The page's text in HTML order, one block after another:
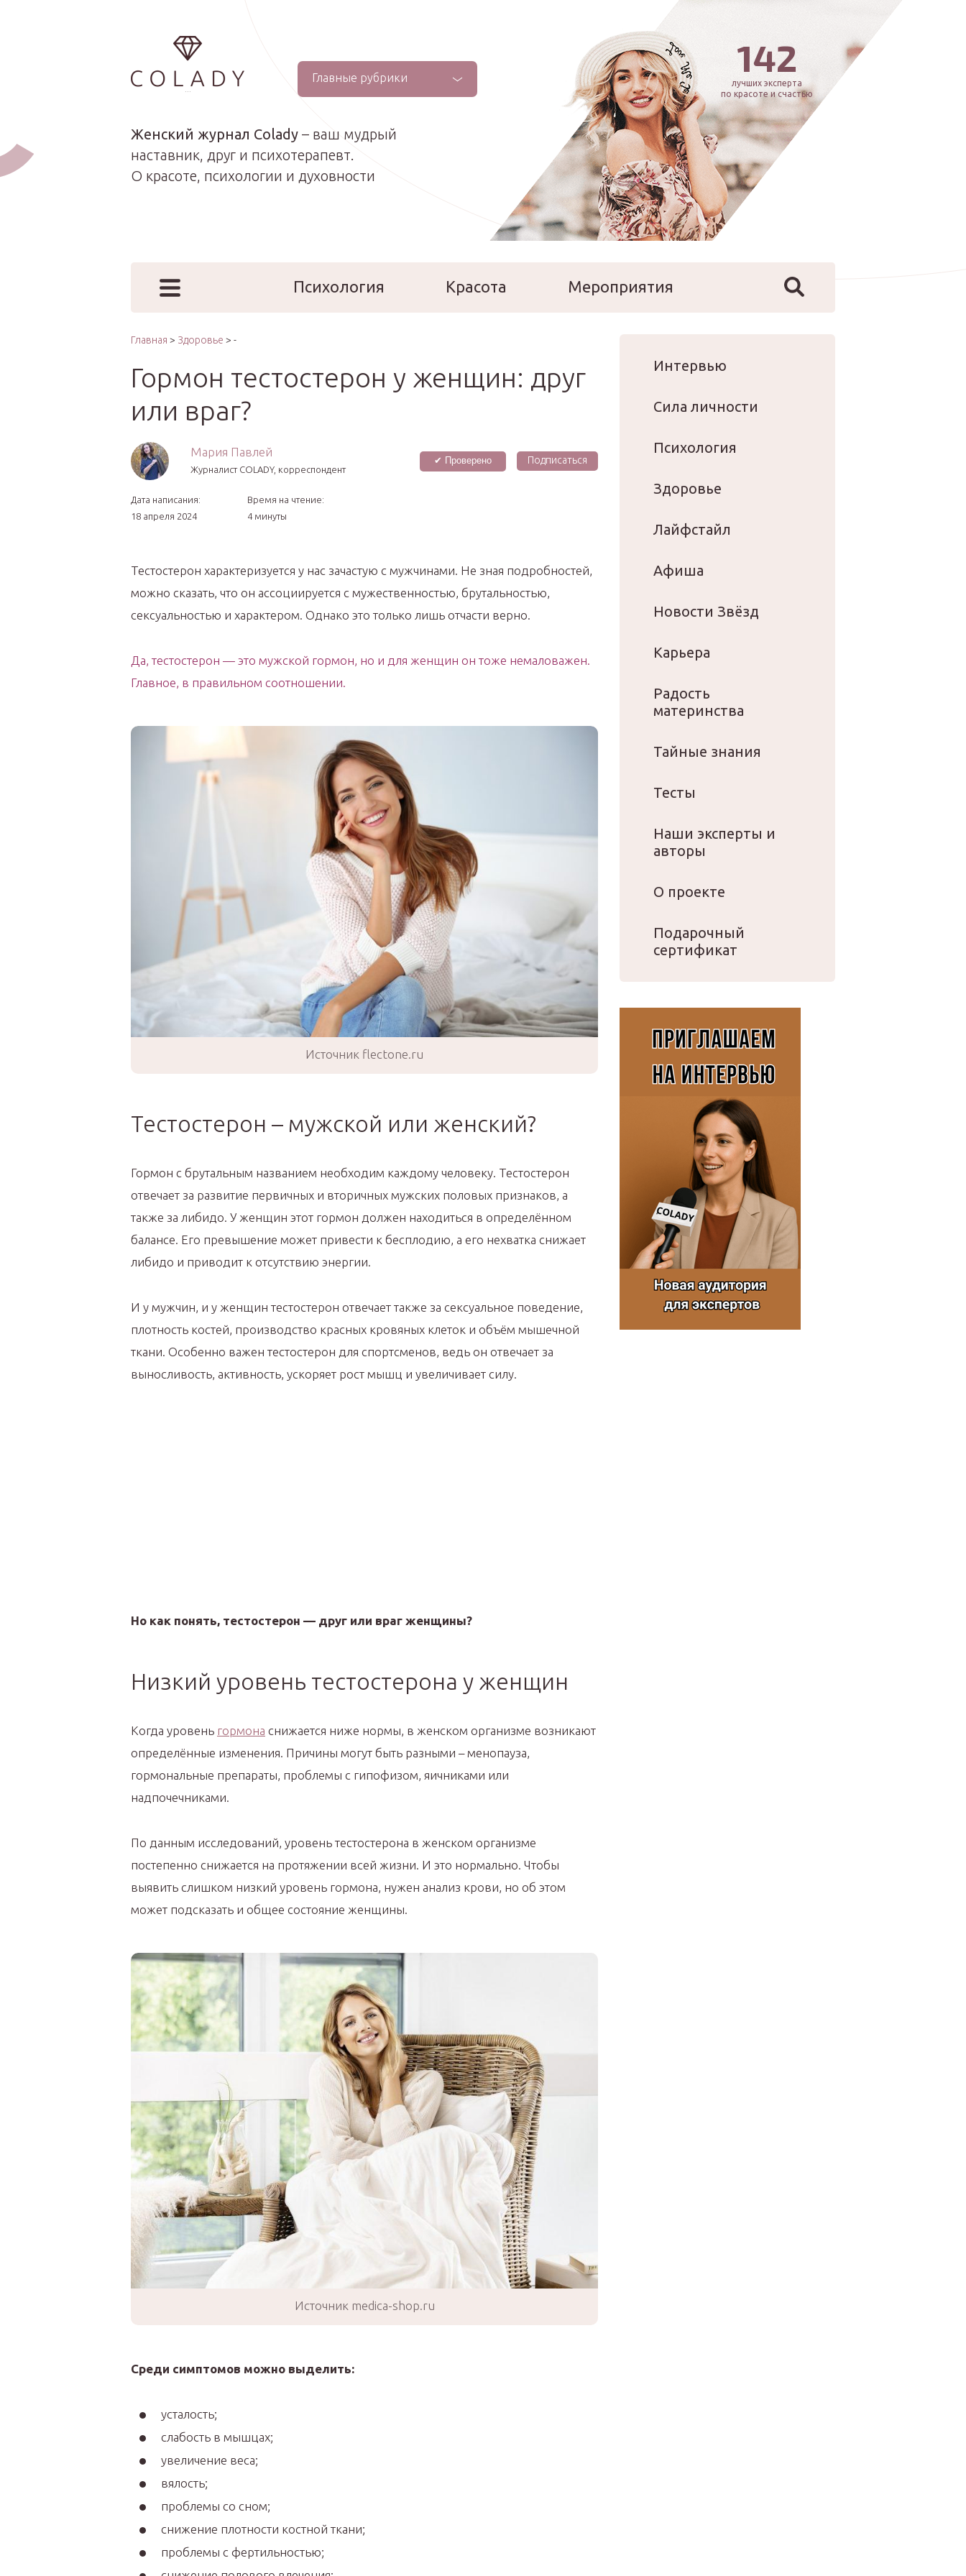
...
Главные рубрики
Женский журнал Colady – ваш мудрый
наставник, друг и психотерапевт.
О красоте, психологии и духовности
142
лучших эксперта
по красоте и счастью
Психология Красота
Мероприятия
Главная > Здоровье > -
Гормон тестостерон у женщин: друг
или враг?
Мария Павлей
Журналист COLADY, корреспондент
✔ Проверено Подписаться
Дата написания:
18 апреля 2024
Время на чтение:
4 минуты
Тестостерон характеризуется у нас зачастую с мужчинами. Не зная подробностей,
можно сказать, что он ассоциируется с мужественностью, брутальностью,
сексуальностью и характером. Однако это только лишь отчасти верно.
Да, тестостерон — это мужской гормон, но и для женщин он тоже немаловажен.
Главное, в правильном соотношении.
Источник flectone.ru
Тестостерон – мужской или женский?
Гормон с брутальным названием необходим каждому человеку. Тестостерон
отвечает за развитие первичных и вторичных мужских половых признаков, а
также за либидо. У женщин этот гормон должен находиться в определённом
балансе. Его превышение может привести к бесплодию, а его нехватка снижает
либидо и приводит к отсутствию энергии.
И у мужчин, и у женщин тестостерон отвечает также за сексуальное поведение,
плотность костей, производство красных кровяных клеток и объём мышечной
ткани. Особенно важен тестостерон для спортсменов, ведь он отвечает за
выносливость, активность, ускоряет рост мышц и увеличивает силу.
Но как понять, тестостерон — друг или враг женщины?
Низкий уровень тестостерона у женщин
Когда уровень гормона снижается ниже нормы, в женском организме возникают
определённые изменения. Причины могут быть разными – менопауза,
гормональные препараты, проблемы с гипофизом, яичниками или
надпочечниками.
По данным исследований, уровень тестостерона в женском организме
постепенно снижается на протяжении всей жизни. И это нормально. Чтобы
выявить слишком низкий уровень гормона, нужен анализ крови, но об этом
может подсказать и общее состояние женщины.
Источник medica-shop.ru
Среди симптомов можно выделить:
усталость;
слабость в мышцах;
увеличение веса;
вялость;
проблемы со сном;
снижение плотности костной ткани;
проблемы с фертильностью;
Интервью
Сила личности
Психология
Здоровье
Лайфстайл
Афиша
Новости Звёзд
Карьера
Радость
материнства
Тайные знания
Тесты
Наши эксперты и
авторы
О проекте
Подарочный
сертификат